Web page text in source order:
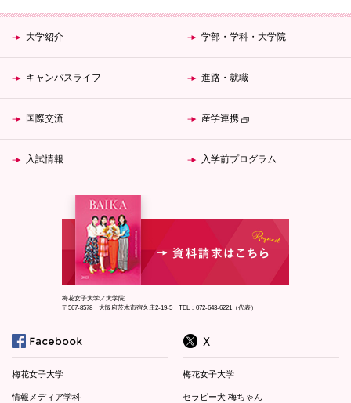
大学紹介 学部・学科・大学院
キャンパスライフ 進路・就職
国際交流 産学連携
入試情報 入学前プログラム
梅花女子大学／大学院
〒567-8578 大阪府茨木市宿久庄2-19-5 TEL：072-643-6221（代表）
梅花女子大学
情報メディア学科
梅花女子大学
セラピー犬 梅ちゃん